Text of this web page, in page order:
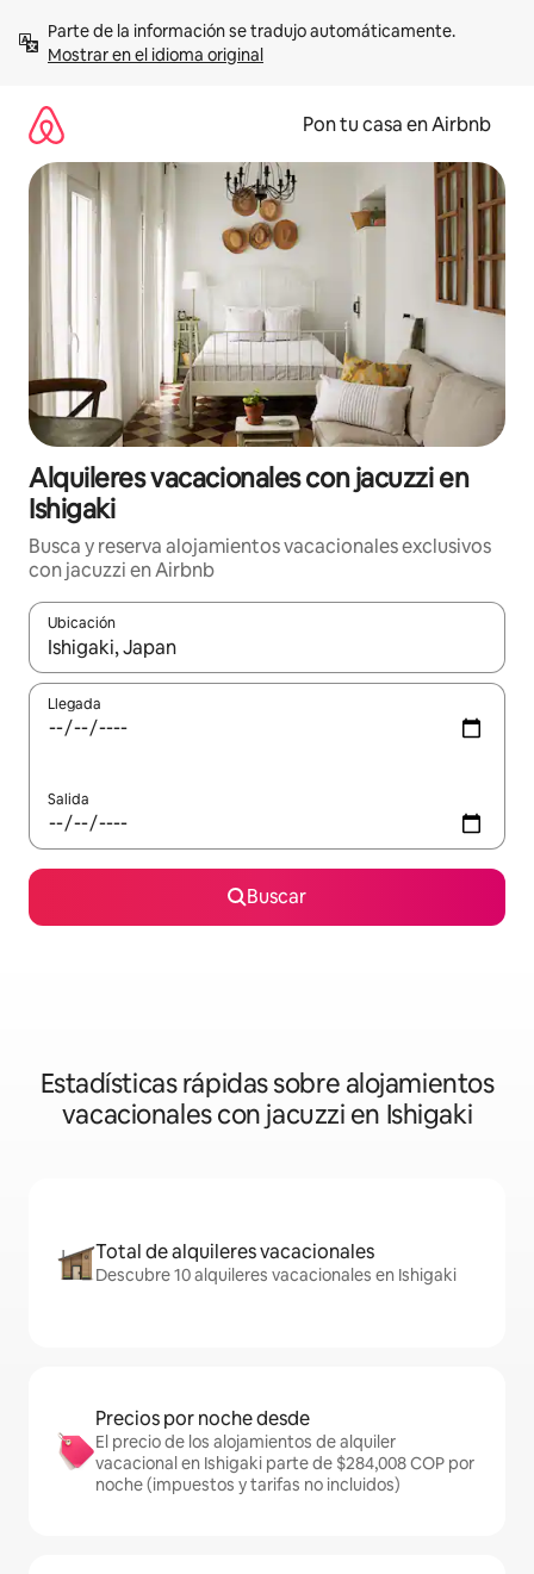
contenidoMostrar en el idioma original
Pon tu casa en Airbnb
Alquileres vacacionales con jacuzzi en
Ishigaki
Busca y reserva alojamientos vacacionales exclusivos
con jacuzzi en Airbnb
Ubicación
Cuando los resultados estén disponibles, navega con las
Llegada
Salida
Buscar
Estadísticas rápidas sobre alojamientos
vacacionales con jacuzzi en Ishigaki
Total de alquileres vacacionales
Descubre 10 alquileres vacacionales en Ishigaki
Precios por noche desde
El precio de los alojamientos de alquiler
vacacional en Ishigaki parte de $284,008 COP por
noche (impuestos y tarifas no incluidos)